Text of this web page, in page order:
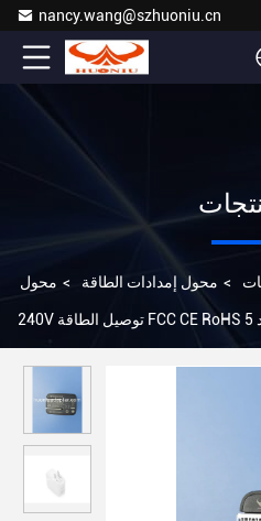
nancy.wang@szhuoniu.cn
> محول إمدادات الطاقة > محول PD 30W 100-